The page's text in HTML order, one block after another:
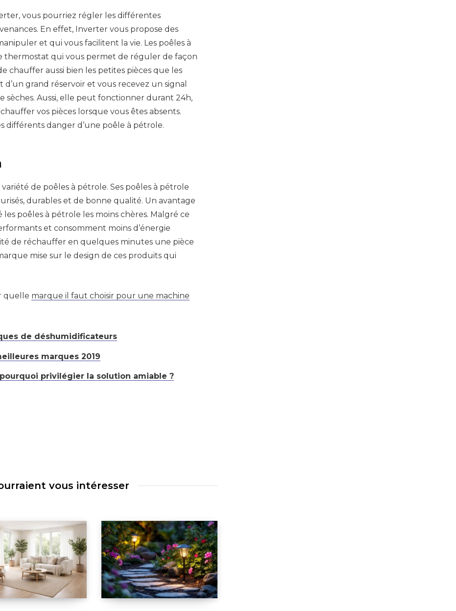
vous pourriez régler les différentes
En effet, Inverter vous propose des
et qui vous facilitent la vie. Les poêles à
thermostat qui vous permet de réguler de façon
chauffer aussi bien les petites pièces que les
d’un grand réservoir et vous recevez un signal
sèches. Aussi, elle peut fonctionner durant 24h,
vos pièces lorsque vous êtes absents.
différents danger d’une poêle à pétrole.
de poêles à pétrole. Ses poêles à pétrole
durables et de bonne qualité. Un avantage
poêles à pétrole les moins chères. Malgré ce
et consomment moins d’énergie
de réchauffer en quelques minutes une pièce
mise sur le design de ces produits qui
quelle marque il faut choisir pour une machine
de déshumidificateurs
marques 2019
privilégier la solution amiable ?
vous intéresser